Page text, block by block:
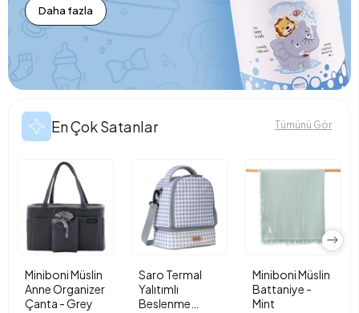
Daha fazla
En Çok Satanlar Tümünü Gör
Miniboni Müslin
Anne Organizer
Çanta - Grey
Saro Termal
Yalıtımlı
Beslenme
Miniboni Müslin
Battaniye -
Mint